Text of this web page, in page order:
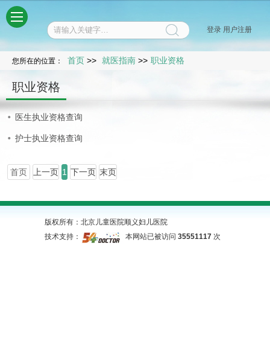
登录 用户注册
您所在的位置： 首页 >> 就医指南 >> 职业资格
职业资格
医生执业资格查询
护士执业资格查询
首页 上一页 1 下一页 末页
版权所有：北京儿童医院顺义妇儿医院
技术支持：
本网站已被访问 35551117 次